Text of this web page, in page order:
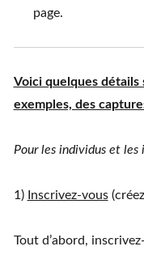
page.
Voici quelques détails
exemples, des
Pour les individus et les
1) Inscrivez-vous
Tout d’abord,